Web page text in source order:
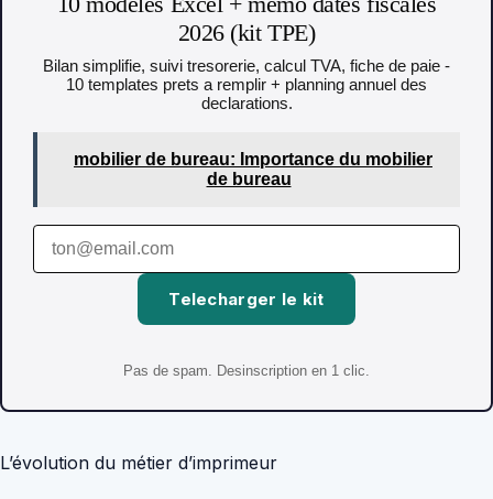
2026 (kit TPE)
Bilan simplifie, suivi tresorerie, calcul TVA, fiche de paie -
10 templates prets a remplir + planning annuel des
declarations.
mobilier de bureau: Importance du mobilier
de bureau
Telecharger le kit
Pas de spam. Desinscription en 1 clic.
L’évolution du métier d’imprimeur